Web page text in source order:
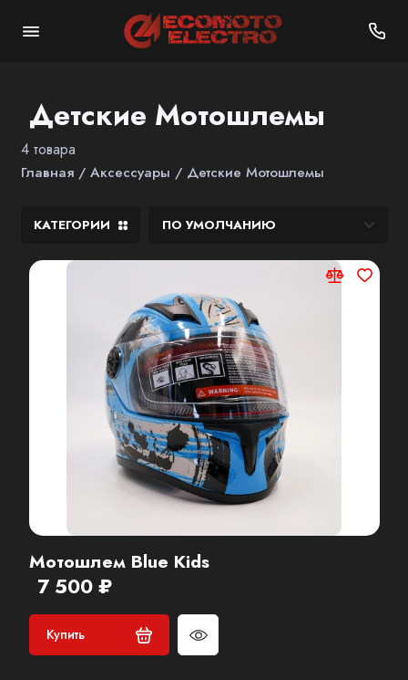
Детские Мотошлемы
4 товара
Главная Аксессуары Детские Мотошлемы
КАТЕГОРИИ
Мотошлем Blue Kids
7 500 ₽
Купить